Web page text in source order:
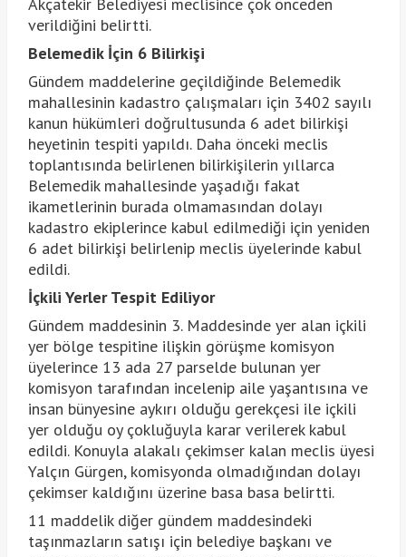
Akçatekir Belediyesi meclisince çok önceden
verildiğini belirtti.
Belemedik İçin 6 Bilirkişi
Gündem maddelerine geçildiğinde Belemedik
mahallesinin kadastro çalışmaları için 3402 sayılı
kanun hükümleri doğrultusunda 6 adet bilirkişi
heyetinin tespiti yapıldı. Daha önceki meclis
toplantısında belirlenen bilirkişilerin yıllarca
Belemedik mahallesinde yaşadığı fakat
ikametlerinin burada olmamasından dolayı
kadastro ekiplerince kabul edilmediği için yeniden
6 adet bilirkişi belirlenip meclis üyelerinde kabul
edildi.
İçkili Yerler Tespit Ediliyor
Gündem maddesinin 3. Maddesinde yer alan içkili
yer bölge tespitine ilişkin görüşme komisyon
üyelerince 13 ada 27 parselde bulunan yer
komisyon tarafından incelenip aile yaşantısına ve
insan bünyesine aykırı olduğu gerekçesi ile içkili
yer olduğu oy çokluğuyla karar verilerek kabul
edildi. Konuyla alakalı çekimser kalan meclis üyesi
Yalçın Gürgen, komisyonda olmadığından dolayı
çekimser kaldığını üzerine basa basa belirtti.
11 maddelik diğer gündem maddesindeki
taşınmazların satışı için belediye başkanı ve